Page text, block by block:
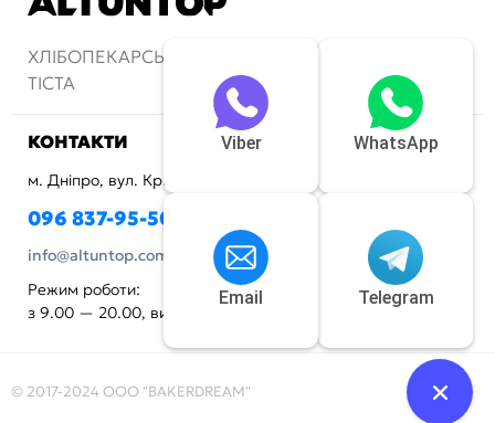
ХЛІБОПЕКАРСЬКІ ПЕЧІ ТА АПАРАТИ ДЛЯ
ТІСТА
КОНТАКТИ
м. Дніпро, вул. Криворізька, 72
096 837-95-50
info@altuntop.com.ua
Режим роботи:
з 9.00 — 20.00, вихідний - неділя
© 2017-2024 ООО "BAKERDREAM"
WhatsApp
Viber
Telegram
Email